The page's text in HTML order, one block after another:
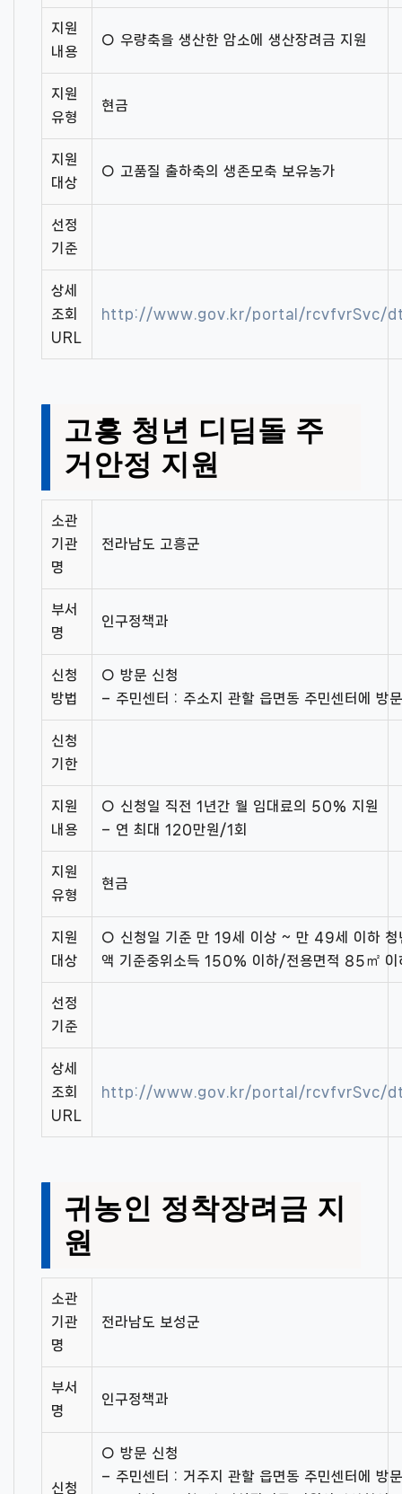
지원
내용
○ 우량축을 생산한 암소에 생산장려금 지원
지원
유형
현금
지원
대상
○ 고품질 출하축의 생존모축 보유농가
선정
기준
상세
조회
URL
http://www.gov.kr/portal/rcvfvrSvc/
고흥 청년 디딤돌 주
거안정 지원
소관
기관
명
전라남도 고흥군
부서
명
인구정책과
신청
방법
○ 방문 신청
– 주민센터 : 주소지 관할 읍면동 주민센터에 방
신청
기한
지원
내용
○ 신청일 직전 1년간 월 임대료의 50% 지원
– 연 최대 120만원/1회
지원
유형
현금
지원
대상
○ 신청일 기준 만 19세 이상 ~ 만 49세 이하 청
액 기준중위소득 150% 이하/전용면적 85㎡ 이
선정
기준
상세
조회
URL
http://www.gov.kr/portal/rcvfvrSvc/
귀농인 정착장려금 지
원
소관
기관
명
전라남도 보성군
부서
명
인구정책과
신청
○ 방문 신청
– 주민센터 : 거주지 관할 읍면동 주민센터에 방